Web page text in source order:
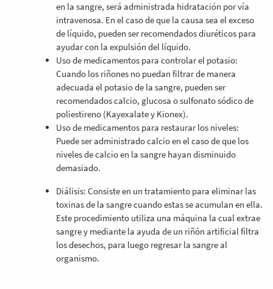
en la sangre, será administrada hidratación por vía
intravenosa. En el caso de que la causa sea el exceso
de líquido, pueden ser recomendados diuréticos para
ayudar con la expulsión del líquido.
Uso de medicamentos para controlar el potasio:
Cuando los riñones no puedan filtrar de manera
adecuada el potasio de la sangre, pueden ser
recomendados calcio, glucosa o sulfonato sódico de
poliestireno (Kayexalate y Kionex).
Uso de medicamentos para restaurar los niveles:
Puede ser administrado calcio en el caso de que los
niveles de calcio en la sangre hayan disminuido
demasiado.
Diálisis: Consiste en un tratamiento para eliminar las
toxinas de la sangre cuando estas se acumulan en ella.
Este procedimiento utiliza una máquina la cual extrae
sangre y mediante la ayuda de un riñón artificial filtra
los desechos, para luego regresar la sangre al
organismo.